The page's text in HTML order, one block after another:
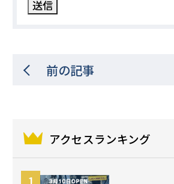
前の記事
アクセスランキング